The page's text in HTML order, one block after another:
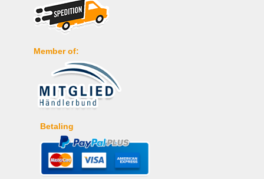
Member of:
Betaling